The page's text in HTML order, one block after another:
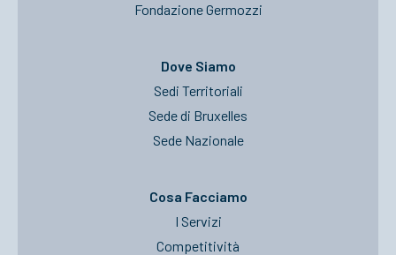
Fondazione Germozzi
Dove Siamo
Sedi Territoriali
Sede di Bruxelles
Sede Nazionale
Cosa Facciamo
I Servizi
Competitività